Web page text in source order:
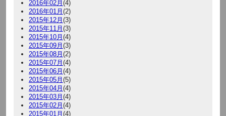
2016年02月 (4)
2016年01月 (2)
2015年12月 (3)
2015年11月 (3)
2015年10月 (4)
2015年09月 (3)
2015年08月 (2)
2015年07月 (4)
2015年06月 (4)
2015年05月 (5)
2015年04月 (4)
2015年03月 (4)
2015年02月 (4)
2015年01月 (4)